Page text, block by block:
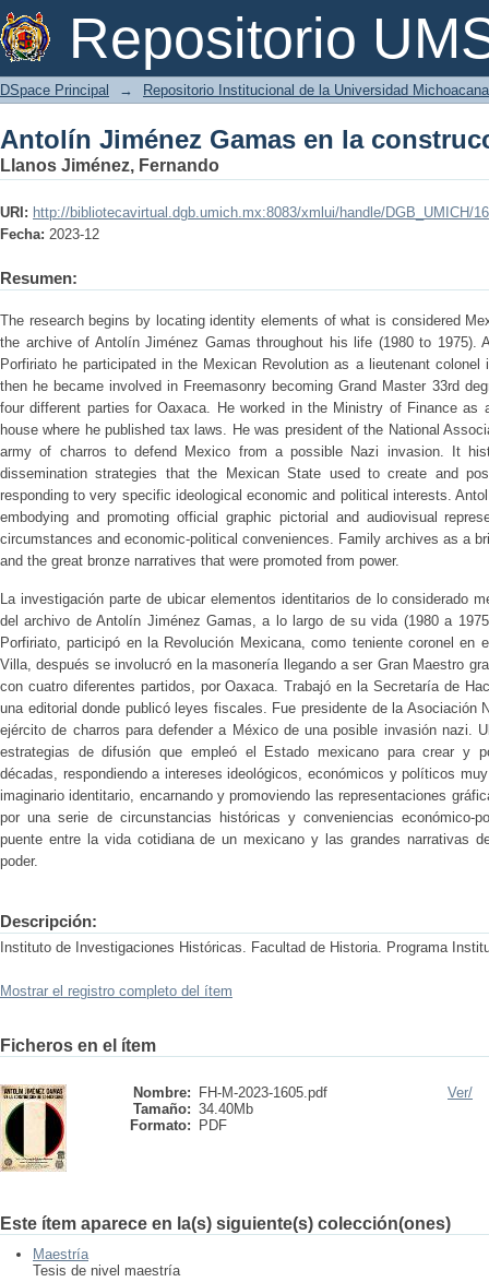
Repositorio
Antolín Jiménez Gamas en la
DSpace Principal → Repositorio Institucional de la Universidad
Antolín Jiménez Gamas en la
Llanos Jiménez, Fernando
URI: http://bibliotecavirtual.dgb.umich.mx:8083/xmlui/handle/DGB_UMICH/
Fecha: 2023-12
Resumen:
The research begins by locating identity elements of what is considered
the archive of Antolín Jiménez Gamas throughout his life (1980 to 1975).
Porfiriato he participated in the Mexican Revolution as a lieutenant
then he became involved in Freemasonry becoming Grand Master 33rd
four different parties for Oaxaca. He worked in the Ministry of Finance as
house where he published tax laws. He was president of the National
army of charros to defend Mexico from a possible Nazi invasion. It
dissemination strategies that the Mexican State used to create and
responding to very specific ideological economic and political interests.
embodying and promoting official graphic pictorial and audiovisual
circumstances and economic-political conveniences. Family archives as a
and the great bronze narratives that were promoted from power.
La investigación parte de ubicar elementos identitarios de lo considerado
del archivo de Antolín Jiménez Gamas, a lo largo de su vida (1980 a
Porfiriato, participó en la Revolución Mexicana, como teniente coronel en
Villa, después se involucró en la masonería llegando a ser Gran Maestro
con cuatro diferentes partidos, por Oaxaca. Trabajó en la Secretaría de
una editorial donde publicó leyes fiscales. Fue presidente de la Asociación
ejército de charros para defender a México de una posible invasión nazi.
estrategias de difusión que empleó el Estado mexicano para crear y
décadas, respondiendo a intereses ideológicos, económicos y políticos
imaginario identitario, encarnando y promoviendo las representaciones
por una serie de circunstancias históricas y conveniencias económico-
puente entre la vida cotidiana de un mexicano y las grandes narrativas
poder.
Descripción:
Instituto de Investigaciones Históricas. Facultad de Historia. Programa
Mostrar el registro completo del ítem
Ficheros en el ítem
Nombre:
FH-M-2023-1605.pdf
Tamaño: 34.40Mb
Formato:
PDF
Ver/
Este ítem aparece en la(s) siguiente(s) colección(ones)
Maestría
Tesis de nivel maestría